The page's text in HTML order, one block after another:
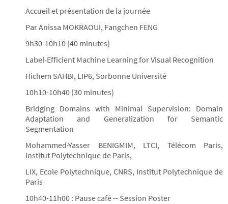
Accueil et présentation de la journée
Par Anissa MOKRAOUI, Fangchen FENG
9h30-10h10 (40 minutes)
Label-Efficient Machine Learning for Visual Recognition
Hichem SAHBI, LIP6, Sorbonne Université
10h10-10h40 (30 minutes)
Bridging Domains with Minimal Supervision: Domain
Adaptation and Generalization for Semantic
Segmentation
Mohammed-Yasser BENIGMIM, LTCI, Télécom Paris,
Institut Polytechnique de Paris,
LIX, Ecole Polytechnique, CNRS, Institut Polytechnique de
Paris
10h40-11h00 : Pause café -- Session Poster